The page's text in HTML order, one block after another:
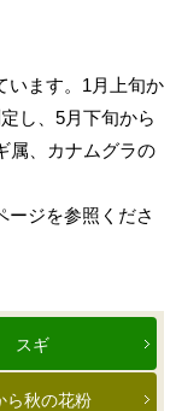
います。1月上旬か
し、5月下旬から
属、カナムグラの
ージを参照くださ
スギ
ら秋の花粉